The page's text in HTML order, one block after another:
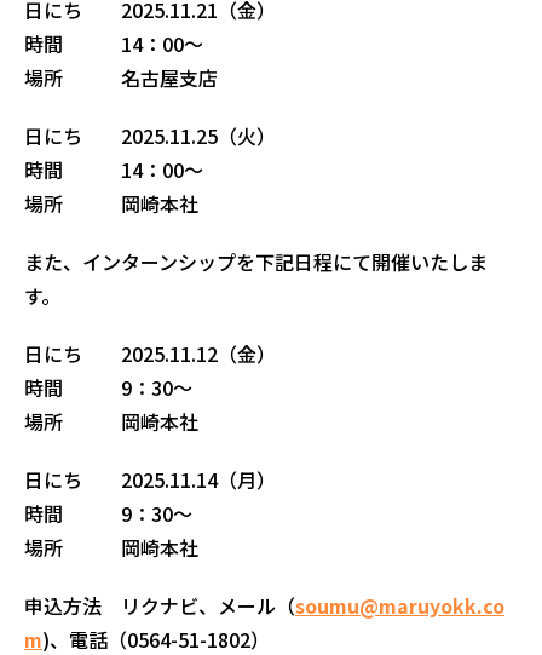
日にち 2025.11.21（金）
時間 14：00～
場所 名古屋支店
日にち 2025.11.25（火）
時間 14：00～
場所 岡崎本社
また、インターンシップを下記日程にて開催いたしま
す。
日にち 2025.11.12（金）
時間 9：30～
場所 岡崎本社
日にち 2025.11.14（月）
時間 9：30～
場所 岡崎本社
申込方法 リクナビ、メール（soumu@maruyokk.co
m)、電話（0564-51-1802）